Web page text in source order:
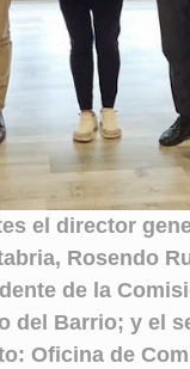
el director
Rosendo
de la
del Barrio; y el
Oficina de